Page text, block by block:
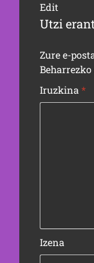
Edit
Utzi
Zure e-
Iruzkina *
Izena